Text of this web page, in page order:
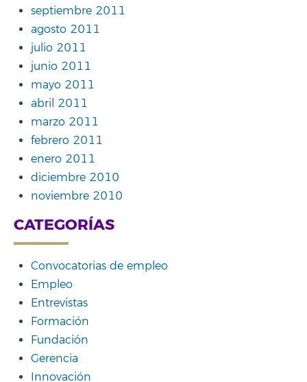
septiembre 2011
agosto 2011
julio 2011
junio 2011
mayo 2011
abril 2011
marzo 2011
febrero 2011
enero 2011
diciembre 2010
noviembre 2010
CATEGORÍAS
Convocatorias de empleo
Empleo
Entrevistas
Formación
Fundación
Gerencia
Innovación